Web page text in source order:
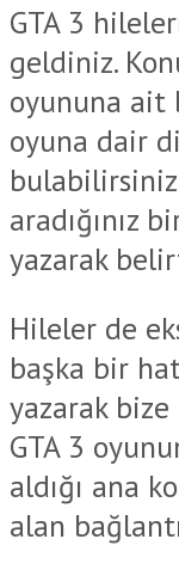
GTA 3
geldiniz.
oyununa ait
oyuna dair
aradığınız
yazarak
Hileler de
başka bir
yazarak
GTA 3
aldığı ana
alan